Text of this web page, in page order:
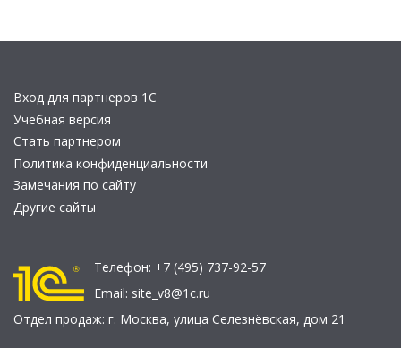
Вход для партнеров 1С
Учебная версия
Стать партнером
Политика конфиденциальности
Замечания по сайту
Другие сайты
Телефон: +7 (495) 737-92-57
Email: site_v8@1c.ru
Отдел продаж: г. Москва, улица Селезнёвская, дом 21